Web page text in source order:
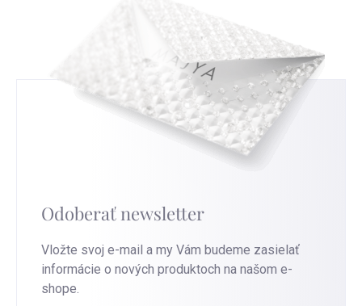
Odoberať newsletter
Vložte svoj e-mail a my Vám budeme zasielať
informácie o nových produktoch na našom e-
shope.